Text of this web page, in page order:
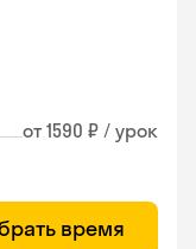
от 1590 ₽ / урок
время